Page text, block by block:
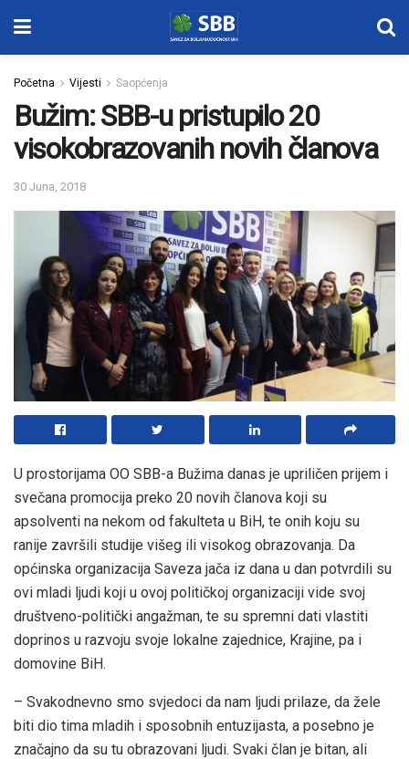
Početna Vijesti Saopćenja
Bužim: SBB-u pristupilo 20
visokobrazovanih novih članova
30 Juna, 2018
U prostorijama OO SBB-a Bužima danas je upriličen prijem i
svečana promocija preko 20 novih članova koji su
apsolventi na nekom od fakulteta u BiH, te onih koju su
ranije završili studije višeg ili visokog obrazovanja. Da
općinska organizacija Saveza jača iz dana u dan potvrdili su
ovi mladi ljudi koji u ovoj političkoj organizaciji vide svoj
društveno-politički angažman, te su spremni dati vlastiti
doprinos u razvoju svoje lokalne zajednice, Krajine, pa i
domovine BiH.
– Svakodnevno smo svjedoci da nam ljudi prilaze, da žele
biti dio tima mladih i sposobnih entuzijasta, a posebno je
značajno da su tu obrazovani ljudi. Svaki član je bitan, ali